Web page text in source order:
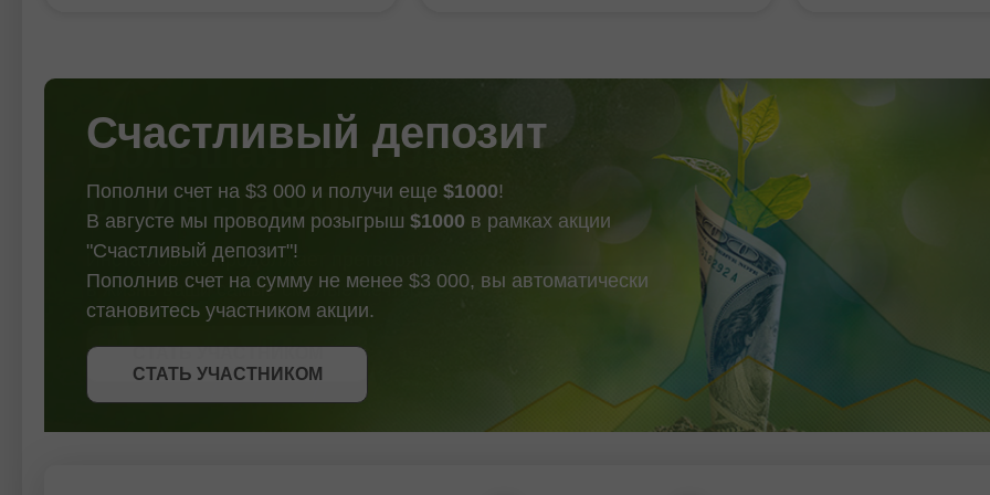
qolmoqda. Qarshilik 2 : 0.44529
Qarshilik
Pivot : 13.40688 Qo'llab-quvvatlash
kechirmoqda. Shu
bo'yicha asosiy
СТАТЬ УЧАСТНИКОМ
Счастливый депозит
Пополни счет на $3 000 и получи еще $1000!
В августе мы проводим розыгрыш $1000 в рамках акции
"Счастливый депозит"!
Пополнив счет на сумму не менее $3 000, вы автоматически
становитесь участником акции.
СТАТЬ УЧАСТНИКОМ
ПОЛУЧИТЬ БОНУС